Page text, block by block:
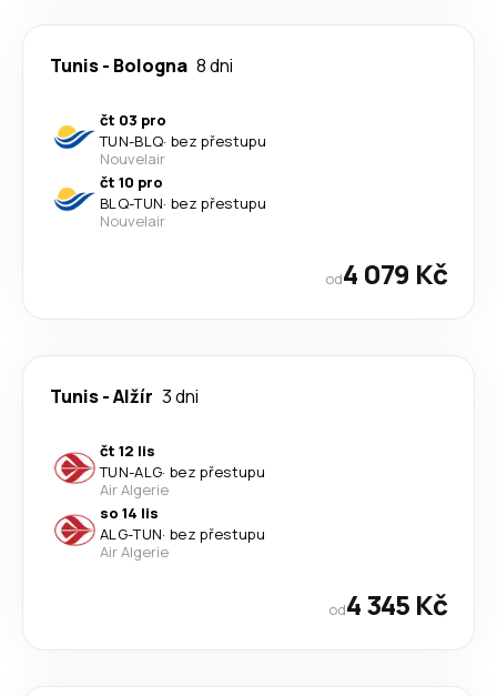
Tunis- Bologna 8 dni
čt 03 pro
TUN-BLQ· bez přestupu
Nouvelair
čt 10 pro
BLQ-TUN· bez přestupu
Nouvelair
od4 079 Kč
Tunis-Alžír 3 dni
čt 12 lis
TUN-ALG· bez přestupu
Air Algerie
so 14 lis
ALG-TUN· bez přestupu
Air Algerie
od4 345 Kč